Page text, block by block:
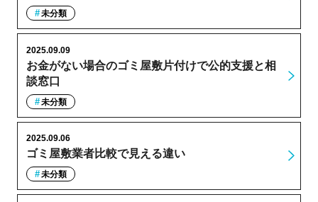
未分類
お金がない場合のゴミ屋敷片付けで公的支援と相
談窓口
2025.09.09
未分類
ゴミ屋敷業者比較で見える違い
2025.09.06
未分類